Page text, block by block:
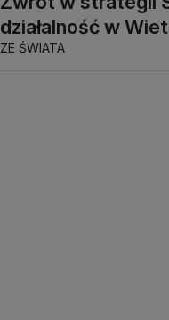
działalność w
ZE ŚWIATA